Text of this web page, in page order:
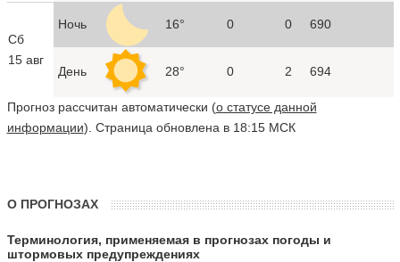
Сб
15 авг
Ночь 16° 0 0 690
День 28° 0 2 694
Прогноз рассчитан автоматически (о статусе данной
информации). Страница обновлена в 18:15 МСК
О ПРОГНОЗАХ
Терминология, применяемая в прогнозах погоды и
штормовых предупреждениях